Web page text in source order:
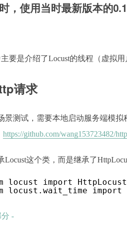
，使用当时最新版本的
要是介绍了Locust的线程（虚拟
请求
景测试，需要本地启动服务端模
https://github.com/wang153723482/
Locust这个类，而是继承了
locust import
locust.wait_time import
-